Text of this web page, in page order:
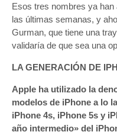
para
octubre
Esos tres nombres ya
las últimas semanas, y
Gurman, que tiene una
validaría de que sea una
LA GENERACIÓN DE
Apple ha utilizado la
modelos de iPhone a lo
iPhone 4s, iPhone 5s y
año intermedio» del